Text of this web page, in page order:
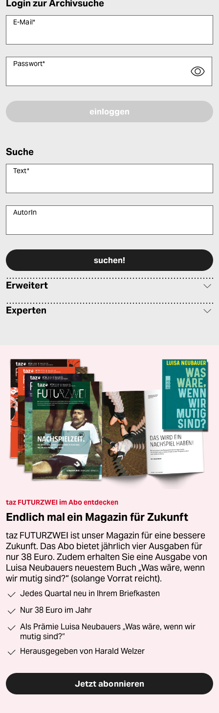
Login zur Archivsuche
E-Mail*
Passwort*
Suche
Text*
AutorIn
Erweitert
Experten
taz FUTURZWEI im Abo entdecken
Endlich mal ein Magazin für Zukunft
taz FUTURZWEI ist unser Magazin für eine bessere
Zukunft. Das Abo bietet jährlich vier Ausgaben für
nur 38 Euro. Zudem erhalten Sie eine Ausgabe von
Luisa Neubauers neuestem Buch „Was wäre, wenn
wir mutig sind?“ (solange Vorrat reicht).
Jedes Quartal neu in Ihrem Briefkasten
Nur 38 Euro im Jahr
Als Prämie Luisa Neubauers „Was wäre, wenn wir
mutig sind?“
Herausgegeben von Harald Welzer
Jetzt abonnieren